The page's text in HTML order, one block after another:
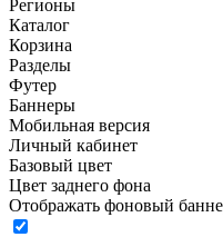
Регионы
Каталог
Корзина
Разделы
Футер
Баннеры
Мобильная версия
Личный кабинет
Базовый цвет
Цвет заднего фона
Отображать фоновый